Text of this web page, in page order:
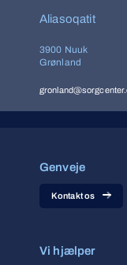
Aliasoqatit
3900 Nuuk
Grønland
Genveje
Kontakt os
Vi hjælper